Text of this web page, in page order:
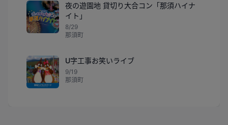
夜の遊園地 貸切り大合コン「那須ハイナ
イト」
8/29
那須町
U字工事お笑いライブ
9/19
那須町